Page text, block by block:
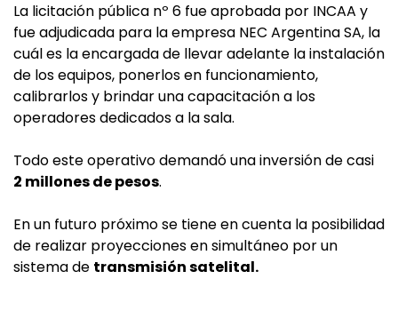
La licitación pública nº 6 fue aprobada por INCAA y
fue adjudicada para la empresa NEC Argentina SA, la
cuál es la encargada de llevar adelante la instalación
de los equipos, ponerlos en funcionamiento,
calibrarlos y brindar una capacitación a los
operadores dedicados a la sala.
Todo este operativo demandó una inversión de casi
2 millones de pesos.
En un futuro próximo se tiene en cuenta la posibilidad
de realizar proyecciones en simultáneo por un
sistema de transmisión satelital.